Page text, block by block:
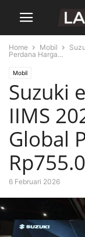
Home Mobil
Perdana Harga...
Mobil
Suzuki
IIMS
Global
6 Februari 2026